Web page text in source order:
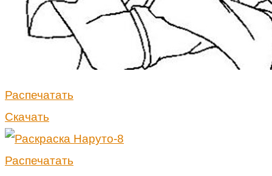
Распечатать
Скачать
Распечатать